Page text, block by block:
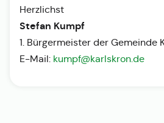
Herzlichst
Stefan Kumpf
1. Bürgermeister der Gemeinde
E-Mail: kumpf@karlskron.de